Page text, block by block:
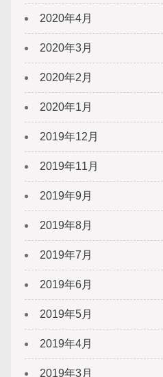
2020年4月
2020年3月
2020年2月
2020年1月
2019年12月
2019年11月
2019年9月
2019年8月
2019年7月
2019年6月
2019年5月
2019年4月
2019年3月